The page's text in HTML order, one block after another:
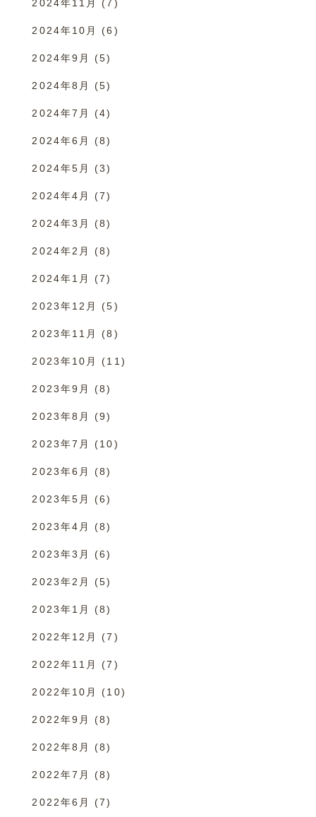
2024年11月 (7)
2024年10月 (6)
2024年9月 (5)
2024年8月 (5)
2024年7月 (4)
2024年6月 (8)
2024年5月 (3)
2024年4月 (7)
2024年3月 (8)
2024年2月 (8)
2024年1月 (7)
2023年12月 (5)
2023年11月 (8)
2023年10月 (11)
2023年9月 (8)
2023年8月 (9)
2023年7月 (10)
2023年6月 (8)
2023年5月 (6)
2023年4月 (8)
2023年3月 (6)
2023年2月 (5)
2023年1月 (8)
2022年12月 (7)
2022年11月 (7)
2022年10月 (10)
2022年9月 (8)
2022年8月 (8)
2022年7月 (8)
2022年6月 (7)